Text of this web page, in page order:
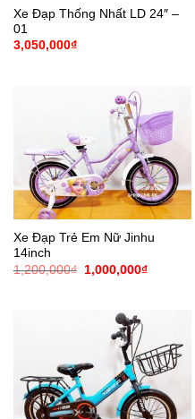
Xe Đạp Thống Nhất LD 24″ –
01
3,050,000₫
Xe Đạp Trẻ Em Nữ Jinhu
14inch
1,200,000₫
Giá
gốc
1,000,000₫Giá